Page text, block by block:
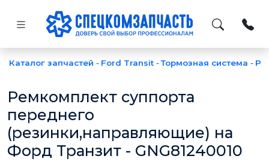
Каталог запчастей - Ford Transit -Тормозная система -
Ремкомплект суппорта
переднего
(резинки,направляющие) на
Форд Транзит - GNG81240010